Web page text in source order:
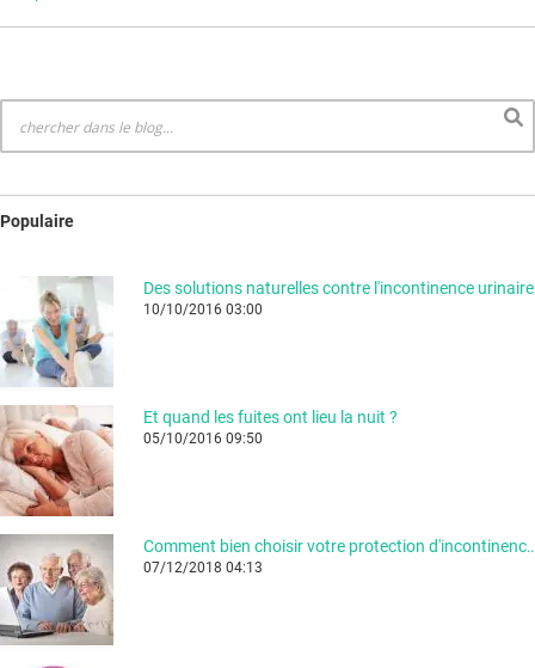
Populaire
Des solutions naturelles contre l'incontinence urinaire
10/10/2016 03:00
Et quand les fuites ont lieu la nuit ?
05/10/2016 09:50
Comment bien choisir votre
07/12/2018 04:13